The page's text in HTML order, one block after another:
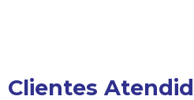
Clientes